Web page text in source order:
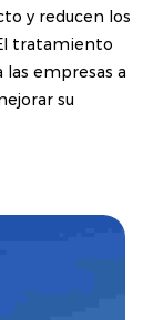
y reducen los
tratamiento
las empresas a
su